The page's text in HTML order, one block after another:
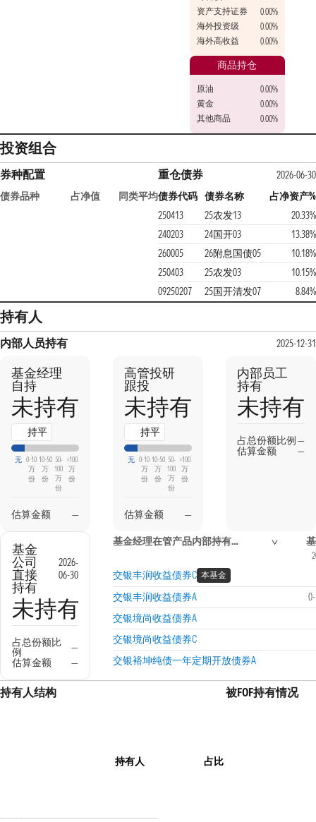
资产支持证券
0.00%
海外投资级
0.00%
海外高收益
0.00%
商品持仓
原油
0.00%
黄金
0.00%
其他商品
0.00%
投资组合
券种配置
债券品种 占净值 同类平均
重仓债券
2026-06-30
债券代码 债券名称
占净资产%
250413
25农发13
20.33%
240203
24国开03
13.38%
260005
26附息国债05
10.18%
250403
25农发03
10.15%
09250207
25国开清发07 8.84%
持有人
内部人员持有 2025-12-31
基金经理
自持
未持有
持平
无 0-10
万
份
10-50
万
份
50-
100
万
份
>100
万
份
估算金额 —
高管投研
跟投
未持有
持平
无 0-10
万
份
10-50
万
份
50-
100
万
份
>100
万
份
估算金额 —
内部员工
持有
未持有
占总份额比例—
估算金额
—
基金
公司
直接
持有
2026-
06-30
未持有
占总份额比
例
—
估算金额
—
基金经理在管产品内部持有信息
交银丰润收益债券C 本基金
交银丰润收益债券A
交银境尚收益债券A
交银境尚收益债券C
交银裕坤纯债一年定期开放债券A
持有人结构
持有人 占比
被FOF持有情况